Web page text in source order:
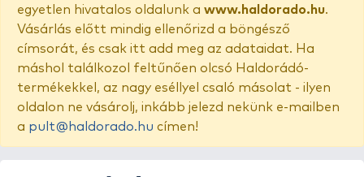
egyetlen hivatalos oldalunk a www.haldorado.hu.
Vásárlás előtt mindig ellenőrizd a böngésző
címsorát, és csak itt add meg az adataidat. Ha
máshol találkozol feltűnően olcsó Haldorádó-
termékekkel, az nagy eséllyel csaló másolat - ilyen
oldalon ne vásárolj, inkább jelezd nekünk e-mailben
a pult@haldorado.hu címen!